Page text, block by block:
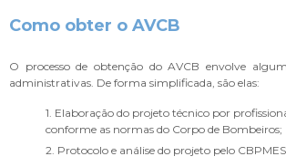
Como obter o AVCB
O processo de obtenção do AVCB envolve
administrativas. De forma simplificada, são elas:
1. Elaboração do projeto técnico por profissional habilitado,
conforme as normas do Corpo de Bombeiros;
2. Protocolo e análise do projeto pelo